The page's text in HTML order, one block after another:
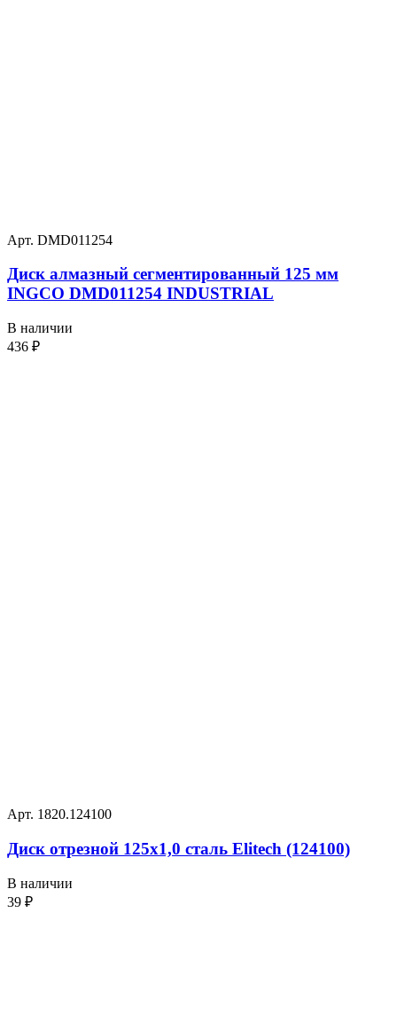
Арт. DMD011254
Диск алмазный сегментированный 125 мм
INGCO DMD011254 INDUSTRIAL
В наличии
436 ₽
Арт. 1820.124100
Диск отрезной 125х1,0 сталь Elitech (124100)
В наличии
39 ₽